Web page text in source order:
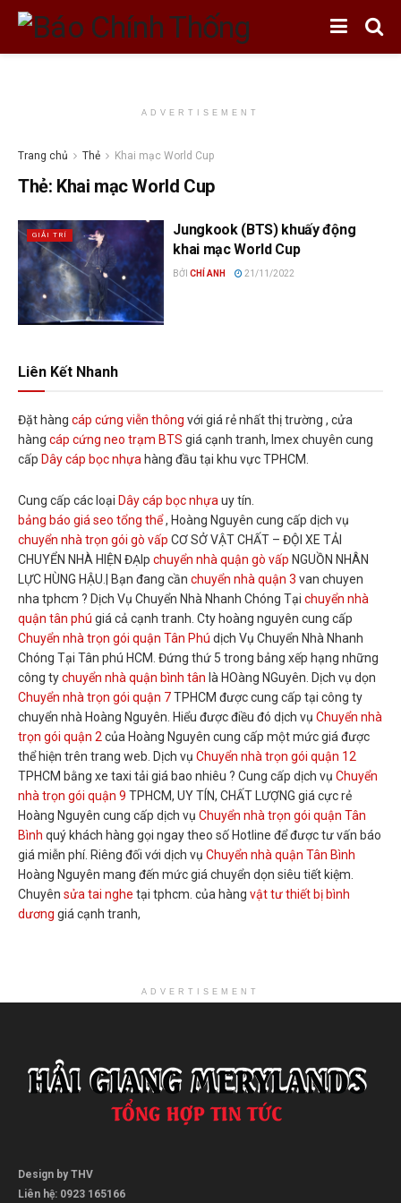
ADVERTISEMENT
Trang chủ Thẻ Khai mạc World Cup
Thẻ: Khai mạc World Cup
GIẢI TRÍ
Jungkook (BTS) khuấy động
khai mạc World Cup
BỞI CHÍ ANH 21/11/2022
Liên Kết Nhanh
Đặt hàng cáp cứng viễn thông với giá rẻ nhất thị trường , cửa
hàng cáp cứng neo trạm BTS giá cạnh tranh, Imex chuyên cung
cấp Dây cáp bọc nhựa hàng đầu tại khu vực TPHCM.
Cung cấp các loại Dây cáp bọc nhựa uy tín.
bảng báo giá seo tổng thể, Hoàng Nguyên cung cấp dịch vụ
chuyển nhà trọn gói gò vấp CƠ SỞ VẬT CHẤT – ĐỘI XE TẢI
CHUYỂN NHÀ HIỆN ĐẠIp chuyển nhà quận gò vấp NGUỒN NHÂN
LỰC HÙNG HẬU.| Bạn đang cần chuyển nhà quận 3 van chuyen
nha tphcm ? Dịch Vụ Chuyển Nhà Nhanh Chóng Tại chuyển nhà
quận tân phú giá cả cạnh tranh. Cty hoàng nguyên cung cấp
Chuyển nhà trọn gói quận Tân Phú dịch Vụ Chuyển Nhà Nhanh
Chóng Tại Tân phú HCM. Đứng thứ 5 trong bảng xếp hạng những
công tychuyển nhà quận bình tân là HOàng NGuyên. Dịch vụ dọn
Chuyển nhà trọn gói quận 7TPHCM được cung cấp tại công ty
chuyển nhà Hoàng Nguyên. Hiểu được điều đó dịch vụ Chuyển nhà
trọn gói quận 2 của Hoàng Nguyên cung cấp một mức giá được
thể hiện trên trang web. Dịch vụ Chuyển nhà trọn gói quận 12
TPHCM bằng xe taxi tải giá bao nhiêu ? Cung cấp dịch vụ Chuyển
nhà trọn gói quận 9 TPHCM, UY TÍN, CHẤT LƯỢNG giá cực rẻ
Hoàng Nguyên cung cấp dịch vụ Chuyển nhà trọn gói quận Tân
Bình quý khách hàng gọi ngay theo số Hotline để được tư vấn báo
giá miễn phí. Riêng đối với dịch vụ Chuyển nhà quận Tân Bình
Hoàng Nguyên mang đến mức giá chuyển dọn siêu tiết kiệm.
Chuyên sửa tai nghe tại tphcm. của hàng vật tư thiết bị bình
dương giá cạnh tranh,
ADVERTISEMENT
Design by THV
Liên hệ: 0923 165166